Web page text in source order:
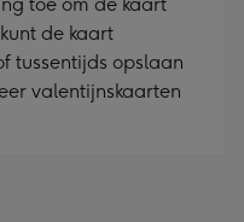
de kaart
tussentijds opslaan
valentijnskaarten